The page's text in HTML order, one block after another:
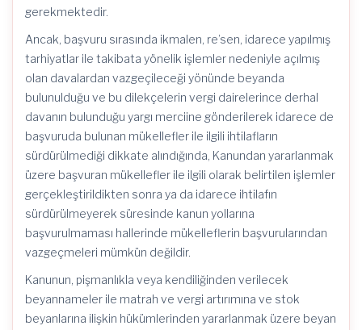
gerekmektedir.
Ancak, başvuru sırasında ikmalen, re’sen, idarece yapılmış
tarhiyatlar ile takibata yönelik işlemler nedeniyle açılmış
olan davalardan vazgeçileceği yönünde beyanda
bulunulduğu ve bu dilekçelerin vergi dairelerince derhal
davanın bulunduğu yargı merciine gönderilerek idarece de
başvuruda bulunan mükellefler ile ilgili ihtilafların
sürdürülmediği dikkate alındığında, Kanundan yararlanmak
üzere başvuran mükellefler ile ilgili olarak belirtilen işlemler
gerçekleştirildikten sonra ya da idarece ihtilafın
sürdürülmeyerek süresinde kanun yollarına
başvurulmaması hallerinde mükelleflerin başvurularından
vazgeçmeleri mümkün değildir.
Kanunun, pişmanlıkla veya kendiliğinden verilecek
beyannameler ile matrah ve vergi artırımına ve stok
beyanlarına ilişkin hükümlerinden yararlanmak üzere beyan